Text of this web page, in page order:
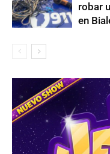
robar
en